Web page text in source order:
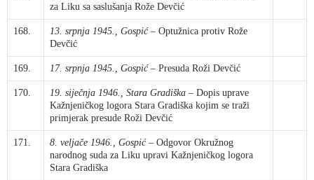
za Liku sa saslušanja Rože Devčić
168. 13. srpnja 1945., Gospić – Optužnica protiv Rože
Devčić
169. 17. srpnja 1945., Gospić – Presuda Roži Devčić
170. 19. siječnja 1946., Stara Gradiška – Dopis uprave
Kažnjeničkog logora Stara Gradiška kojim se traži
primjerak presude Roži Devčić
171. 8. veljače 1946., Gospić – Odgovor Okružnog
narodnog suda za Liku upravi Kažnjeničkog logora
Stara Gradiška